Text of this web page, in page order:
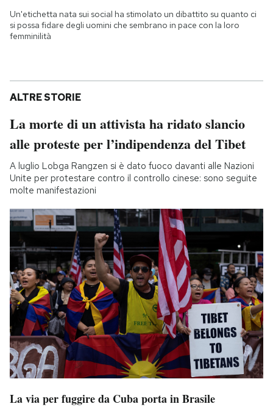
Un'etichetta nata sui social ha stimolato un dibattito su quanto ci
si possa fidare degli uomini che sembrano in pace con la loro
femminilità
ALTRE STORIE
La morte di un attivista ha ridato slancio
alle proteste per l’indipendenza del Tibet
A luglio Lobga Rangzen si è dato fuoco davanti alle Nazioni
Unite per protestare contro il controllo cinese: sono seguite
molte manifestazioni
La via per fuggire da Cuba porta in Brasile